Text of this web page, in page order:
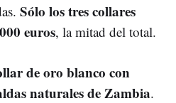
Sólo los tres collares
euros, la mitad del total.
de oro blanco con
naturales de Zambia.